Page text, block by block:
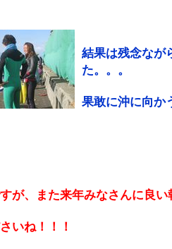
結果は残念なが
た。。。
果敢に沖に向か
が、また来年みなさんに良い
いね！！！